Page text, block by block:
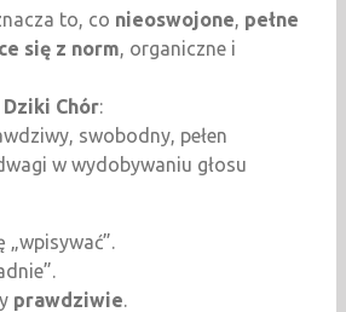
to, co nieoswojone, pełne
się z norm, organiczne i
Dziki Chór:
swobodny, pełen
w wydobywaniu głosu
„wpisywać”.
prawdziwie.